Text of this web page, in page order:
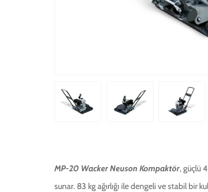
MP-20 Wacker Neuson Kompaktör, güçlü
sunar. 83 kg ağırlığı ile dengeli ve stabil bir